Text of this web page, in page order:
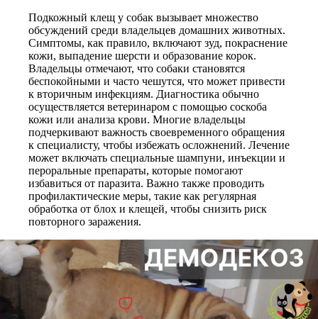
Подкожный клещ у собак вызывает множество
обсуждений среди владельцев домашних животных.
Симптомы, как правило, включают зуд, покраснение
кожи, выпадение шерсти и образование корок.
Владельцы отмечают, что собаки становятся
беспокойными и часто чешутся, что может привести
к вторичным инфекциям. Диагностика обычно
осуществляется ветеринаром с помощью соскоба
кожи или анализа крови. Многие владельцы
подчеркивают важность своевременного обращения
к специалисту, чтобы избежать осложнений. Лечение
может включать специальные шампуни, инъекции и
пероральные препараты, которые помогают
избавиться от паразита. Важно также проводить
профилактические меры, такие как регулярная
обработка от блох и клещей, чтобы снизить риск
повторного заражения.